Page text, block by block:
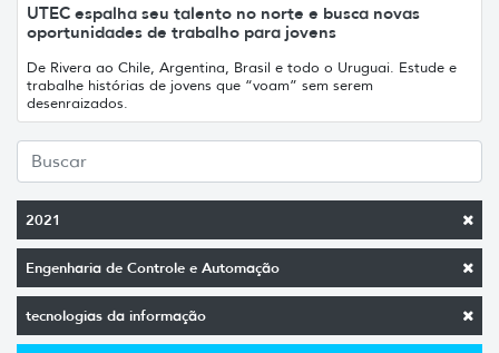
2021
Engenharia de Controle e Automação
tecnologias da informação
UTEC espalha seu talento no norte e busca novas
oportunidades de trabalho para jovens
De Rivera ao Chile, Argentina, Brasil e todo o Uruguai. Estude e
trabalhe histórias de jovens que “voam” sem serem
desenraizados.